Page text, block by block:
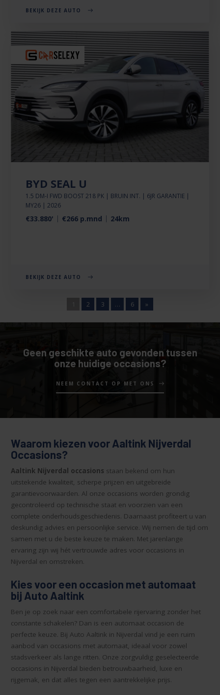
BEKIJK DEZE AUTO
BYD SEAL U
1.5 DM-I FWD BOOST 218 PK | BRUIN INT. | 6JR GARANTIE |
MY26 | 2026
€33.880' €266 p.mnd 24km
BEKIJK DEZE AUTO
2 3 … 6 »
Geen geschikte auto gevonden tussen
onze huidige occasions?
NEEM CONTACT OP MET ONS
Waarom kiezen voor Aaltink Nijverdal
Occasions?
Aaltink Nijverdal occasions staan bekend om hun
uitstekende kwaliteit, scherpe prijzen en uitgebreide
garantievoorwaarden. Al onze occasions worden grondig
gecontroleerd op technische staat en voorzien van een
complete onderhoudsgeschiedenis. Daarnaast profiteert u van
deskundig advies en persoonlijke service. Wij nemen de tijd om
samen met u de beste keuze te maken. Met jarenlange
ervaring zijn wij hét vertrouwde adres voor occasions in
Nijverdal en omstreken.
Kies voor een occasion met automaat
bij Auto Aaltink
Ben je op zoek naar een comfortabele rijervaring zonder het
constante schakelen? Dan is een automaat occasion de
perfecte keuze. Bij Auto Aaltink in Nijverdal vind je een ruim
aanbod van occasions met automaat, ideaal voor zowel
stadsverkeer als lange ritten. Onze zorgvuldig geselecteerde
occasions in Nijverdal bieden betrouwbaarheid, luxe en
rijgemak, en dat alles tegen een aantrekkelijke prijs.